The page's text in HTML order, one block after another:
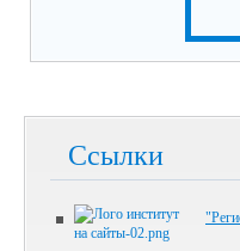
Ссылки